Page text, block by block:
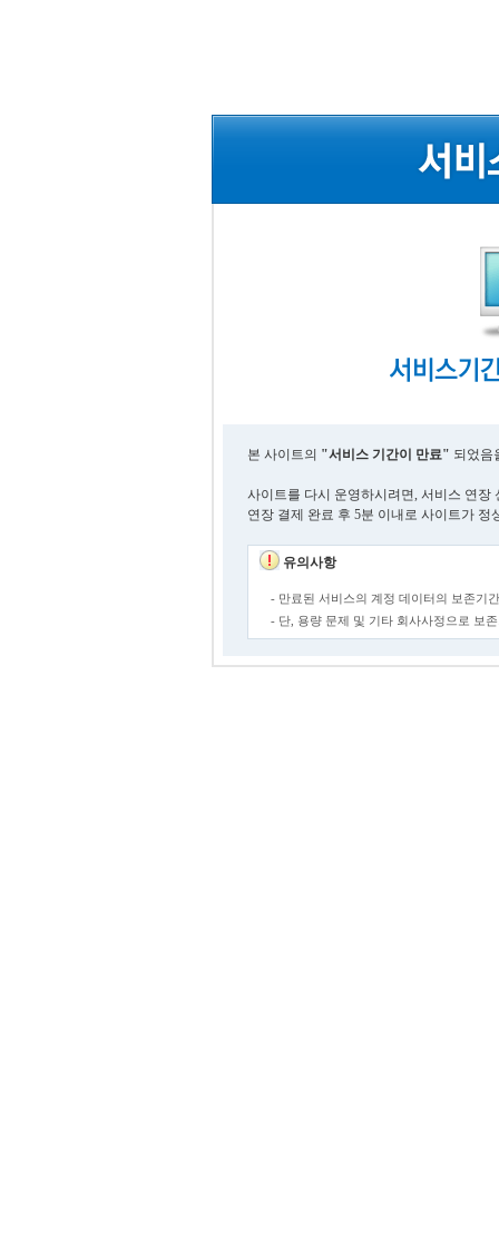
본 사이트의 "서비스 기간이 만료" 되었음
사이트를 다시 운영하시려면, 서비스 연장
연장 결제 완료 후 5분 이내로 사이트가 정
유의사항
- 만료된 서비스의 계정 데이터의 보존기
- 단, 용량 문제 및 기타 회사사정으로 보